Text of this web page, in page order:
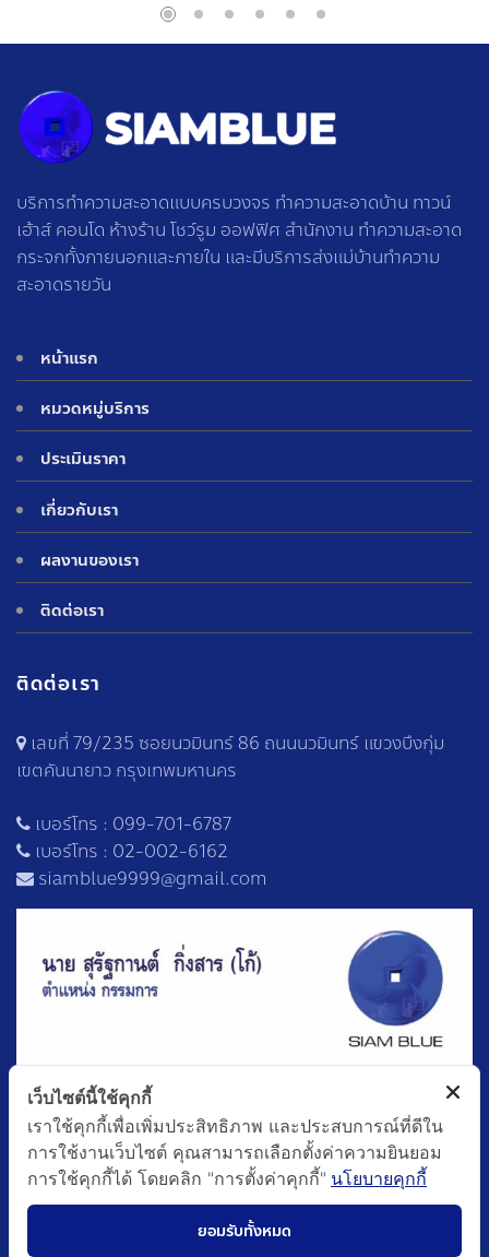
บริการทำความสะอาดแบบครบวงจร ทำความสะอาดบ้าน ทาวน์
เฮ้าส์ คอนโด ห้างร้าน โชว์รูม ออฟฟิศ สำนักงาน ทำความสะอาด
กระจกทั้งภายนอกและภายใน และมีบริการส่งแม่บ้านทำความ
สะอาดรายวัน
หน้าแรก
หมวดหมู่บริการ
ประเมินราคา
เกี่ยวกับเรา
ผลงานของเรา
ติดต่อเรา
ติดต่อเรา
เลขที่ 79/235 ซอยนวมินทร์ 86 ถนนนวมินทร์ แขวงบึงกุ่ม
เขตคันนายาว กรุงเทพมหานคร
เบอร์โทร : 099-701-6787
เบอร์โทร : 02-002-6162
siamblue9999@gmail.com
เว็บไซต์นี้ใช้คุกกี้
เราใช้คุกกี้เพื่อเพิ่มประสิทธิภาพ และประสบการณ์ที่ดีใน
การใช้งานเว็บไซต์ คุณสามารถเลือกตั้งค่าความยินยอม
การใช้คุกกี้ได้ โดยคลิก "การตั้งค่าคุกกี้" นโยบายคุกกี้
ยอมรับทั้งหมด